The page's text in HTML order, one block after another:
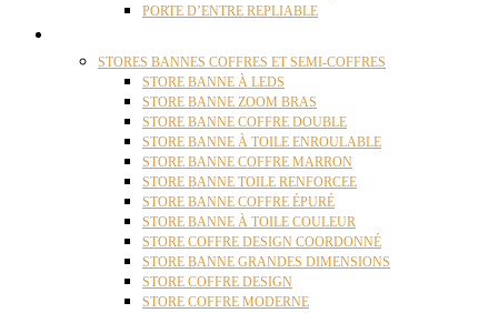
PORTE D’ENTRE REPLIABLE
STORES BANNES COFFRES ET SEMI-COFFRES
STORE BANNE À LEDS
STORE BANNE ZOOM BRAS
STORE BANNE COFFRE DOUBLE
STORE BANNE À TOILE ENROULABLE
STORE BANNE COFFRE MARRON
STORE BANNE TOILE RENFORCEE
STORE BANNE COFFRE ÉPURÉ
STORE BANNE À TOILE COULEUR
STORE COFFRE DESIGN COORDONNÉ
STORE BANNE GRANDES DIMENSIONS
STORE COFFRE DESIGN
STORE COFFRE MODERNE